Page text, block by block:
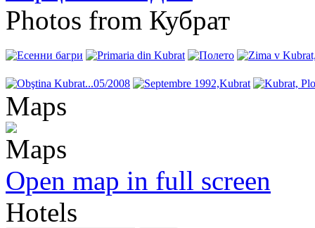
Photos from Кубрат
Maps
Open map in full screen
Hotels